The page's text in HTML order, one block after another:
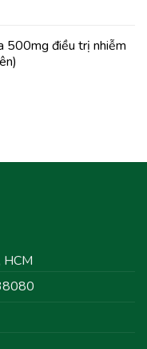
500mg điều trị nhiễm
HCM